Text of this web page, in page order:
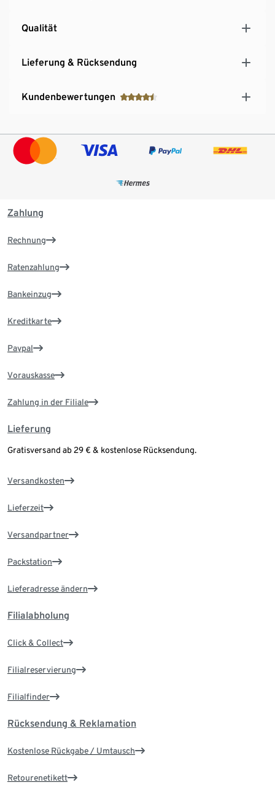
Qualität
Lieferung & Rücksendung
Kundenbewertungen
Zahlung
Rechnung
Ratenzahlung
Bankeinzug
Kreditkarte
Paypal
Vorauskasse
Zahlung in der Filiale
Lieferung
Gratisversand ab 29 € & kostenlose Rücksendung.
Versandkosten
Lieferzeit
Versandpartner
Packstation
Lieferadresse ändern
Filialabholung
Click & Collect
Filialreservierung
Filialfinder
Rücksendung & Reklamation
Kostenlose Rückgabe / Umtausch
Retourenetikett